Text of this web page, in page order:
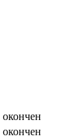
окончен
окончен